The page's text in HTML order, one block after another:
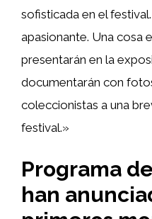
sofisticada en el
apasionante. Una cosa
presentarán en la
documentarán con
coleccionistas a una
festival.»
Programa
han